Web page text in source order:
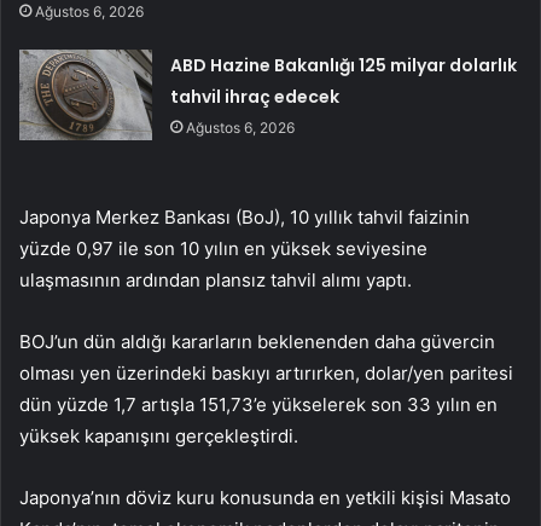
Ağustos 6, 2026
ABD Hazine Bakanlığı 125 milyar dolarlık
tahvil ihraç edecek
Ağustos 6, 2026
Japonya Merkez Bankası (BoJ), 10 yıllık tahvil faizinin
yüzde 0,97 ile son 10 yılın en yüksek seviyesine
ulaşmasının ardından plansız tahvil alımı yaptı.
BOJ’un dün aldığı kararların beklenenden daha güvercin
olması yen üzerindeki baskıyı artırırken, dolar/yen paritesi
dün yüzde 1,7 artışla 151,73’e yükselerek son 33 yılın en
yüksek kapanışını gerçekleştirdi.
Japonya’nın döviz kuru konusunda en yetkili kişisi Masato